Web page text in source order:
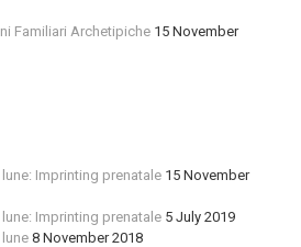
Familiari Archetipiche 15 November
lune: Imprinting prenatale 15 November
lune: Imprinting prenatale 5 July 2019
lune 8 November 2018